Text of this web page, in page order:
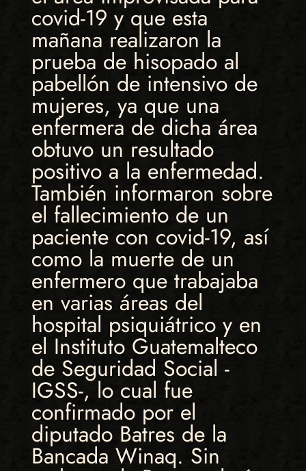
covid-19 y que esta
mañana realizaron la
prueba de hisopado al
pabellón de intensivo de
mujeres, ya que una
enfermera de dicha área
obtuvo un resultado
positivo a la enfermedad.
También informaron sobre
el fallecimiento de un
paciente con covid-19, así
como la muerte de un
enfermero que trabajaba
en varias áreas del
hospital psiquiátrico y en
el Instituto Guatemalteco
de Seguridad Social -
IGSS-, lo cual fue
confirmado por el
diputado Batres de la
Bancada Winaq. Sin